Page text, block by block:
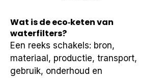
Wat is de eco‑keten van
waterfilters?
Een reeks schakels: bron,
materiaal, productie, transport,
gebruik, onderhoud en